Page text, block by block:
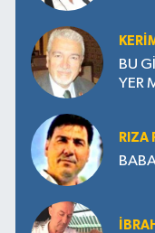
BU
YER
RIZA